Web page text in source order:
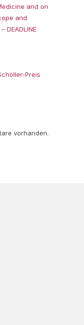
and on
and
DEADLINE
Preis
vorhanden.